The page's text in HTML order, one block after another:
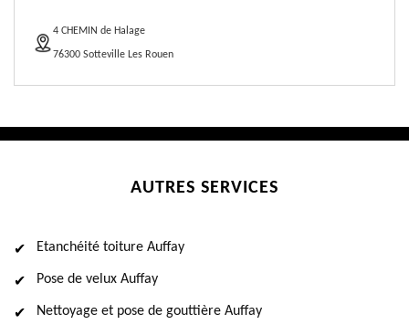
4 CHEMIN de Halage
76300 Sotteville Les Rouen
AUTRES SERVICES
Etanchéité toiture Auffay
Pose de velux Auffay
Nettoyage et pose de gouttière Auffay